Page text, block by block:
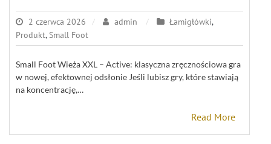
2 czerwca 2026 admin Łamigłówki,
Produkt, Small Foot
Small Foot Wieża XXL – Active: klasyczna zręcznościowa gra
w nowej, efektownej odsłonie Jeśli lubisz gry, które stawiają
na koncentrację,…
Read More